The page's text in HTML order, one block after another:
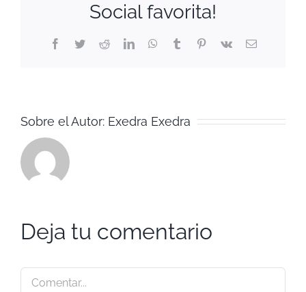
Social favorita!
Facebook
TwitterRedditLinkedInWhatsApp
TumblrPinterest
Vk
Correo
Sobre el Autor: Exedra Exedra
Deja tu comentario
Comentar